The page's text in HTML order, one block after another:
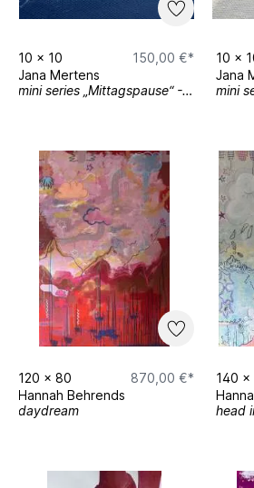
10 x 10
150,00 €*
Jana Mertens
mini series „Mittagspause“ - 21
10 x
Jana
120 x 80
870,00 €*
Hannah Behrends
daydream
140 x
head